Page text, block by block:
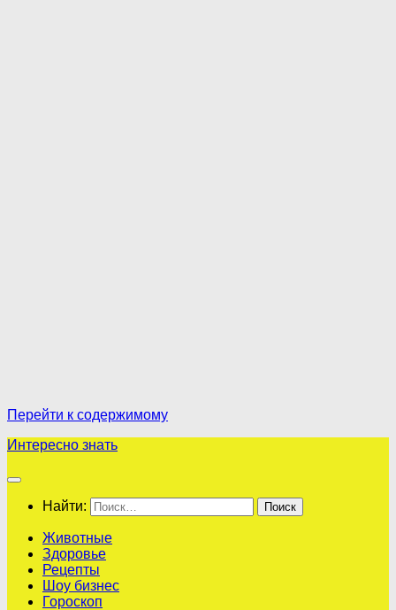
Перейти к содержимому
Интересно знать
Найти:
Животные
Здоровье
Рецепты
Шоу бизнес
Гороскоп